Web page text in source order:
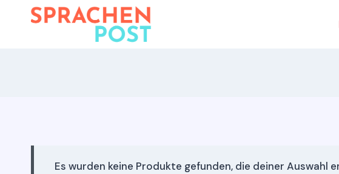
Es wurden keine Produkte gefunden, die deiner Auswahl